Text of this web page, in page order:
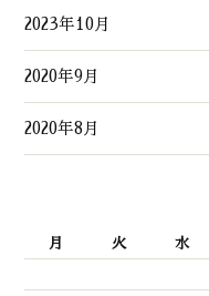
2023年10月
2020年9月
2020年8月
月 火 水